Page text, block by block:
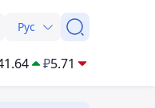
Рус
₽5.71